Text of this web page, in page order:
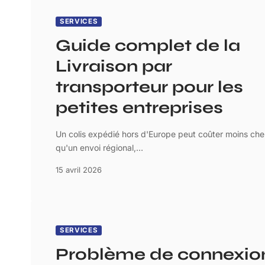
SERVICES
Guide complet de la
Livraison par
transporteur pour les
petites entreprises
Un colis expédié hors d'Europe peut coûter moins
qu'un envoi régional,…
15 avril 2026
SERVICES
Problème de